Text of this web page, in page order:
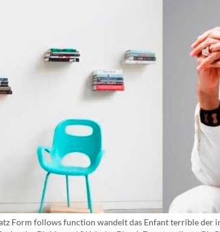
Form follows function wandelt das Enfant terrible der